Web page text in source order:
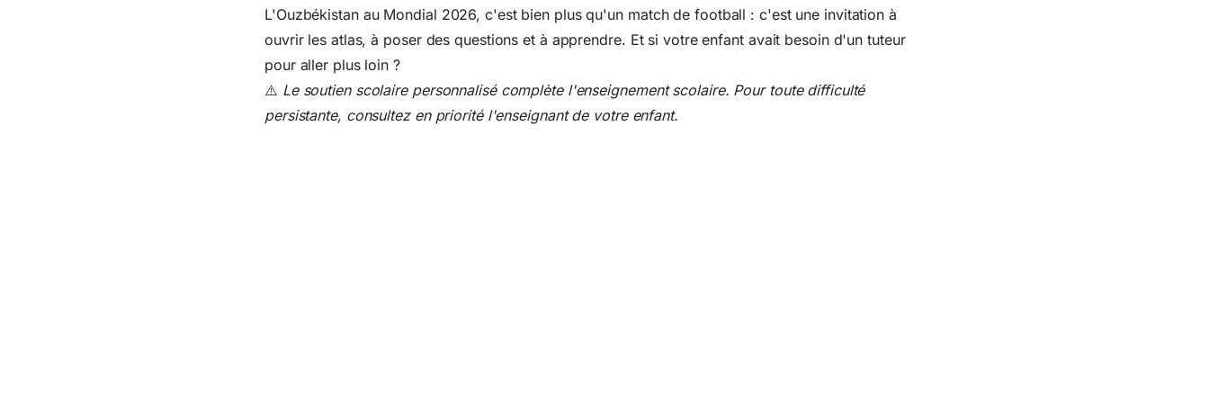
L'Ouzbékistan au Mondial 2026, c'est bien plus qu'un match de football : c'est une invitation à
ouvrir les atlas, à poser des questions et à apprendre. Et si votre enfant avait besoin d'un tuteur
pour aller plus loin ?
⚠️ Le soutien scolaire personnalisé complète l'enseignement scolaire. Pour toute difficulté
persistante, consultez en priorité l'enseignant de votre enfant.